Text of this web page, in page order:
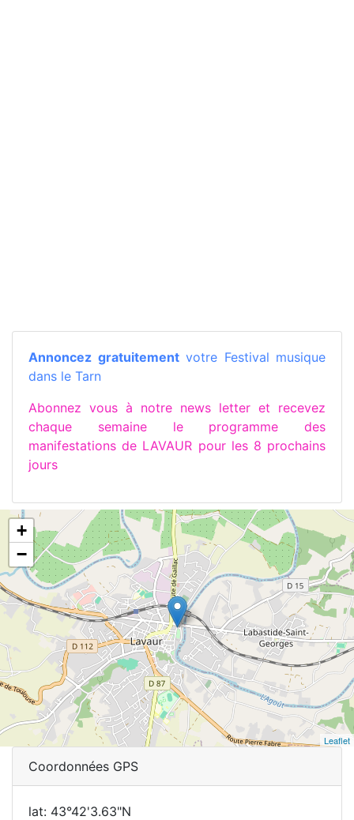
Annoncez gratuitementvotre Festival musique
dans le Tarn
Abonnez vous à notre news letter et recevez
chaque semaine le programme des
manifestations de LAVAUR pour les 8 prochains
jours
+
−
Leaflet
Coordonnées GPS
lat: 43°42'3.63"N